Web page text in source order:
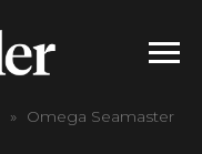
Omega Seamaster